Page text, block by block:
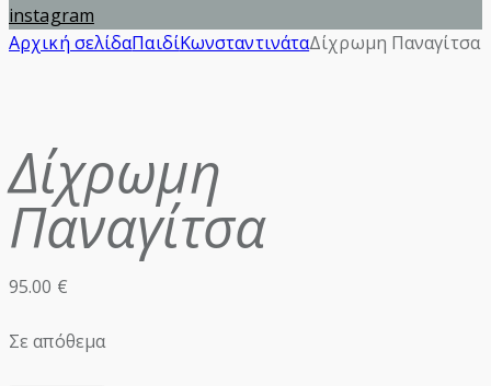
instagram
Αρχική σελίδαΠαιδίΚωνσταντινάταΔίχρωμη Παναγίτσα
Δίχρωμη
Παναγίτσα
95.00 €
Σε απόθεμα